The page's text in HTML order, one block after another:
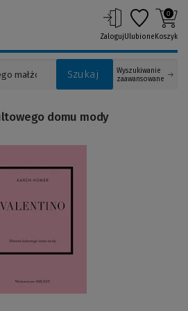
Szukaj
Wyszukiwanie
zaawansowane
ZalogujUlubione
0
Koszyk
domu mody